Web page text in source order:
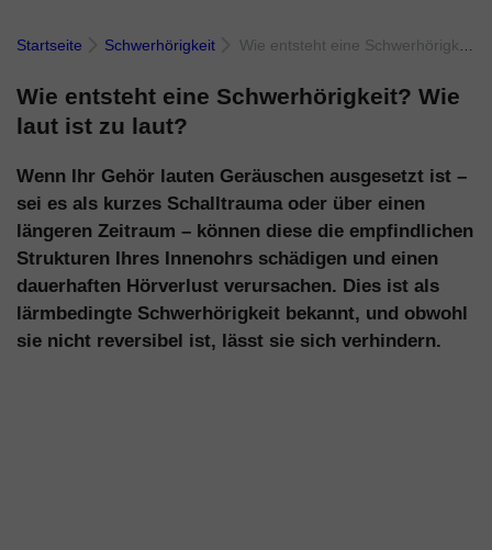
Startseite Schwerhörigkeit Wie entsteht eine Schwerhörigkeit? Wie laut ist zu laut?
Wie entsteht eine Schwerhörigkeit? Wie
laut ist zu laut?
Wenn Ihr Gehör lauten Geräuschen ausgesetzt ist –
sei es als kurzes Schalltrauma oder über einen
längeren Zeitraum – können diese die empfindlichen
Strukturen Ihres Innenohrs schädigen und einen
dauerhaften Hörverlust verursachen. Dies ist als
lärmbedingte Schwerhörigkeit bekannt, und obwohl
sie nicht reversibel ist, lässt sie sich verhindern.